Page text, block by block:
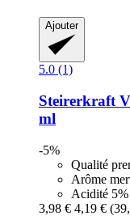
Ajouter
5.0 (1)
Steirerkraft
ml
-5%
Qualité
Arôme
Acidité 5%
3,98 € 4,19 €